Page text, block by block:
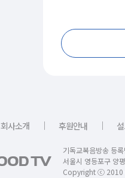
회사소개 ｜ 후원안내 ｜
기독교복음방송 등
서울시 영등포구 양
Copyright ⓒ 2010